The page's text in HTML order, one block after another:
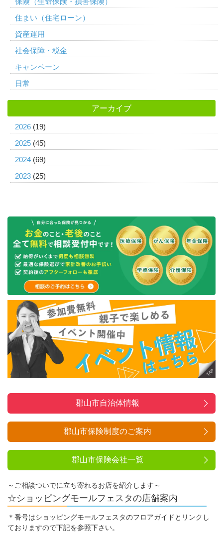
住まい（住宅ローン）
資産運用
社会保障・税金
キャンペーン
日常
アーカイブ
2026 (19)
2025 (45)
2024 (69)
2023 (25)
郡山市自治体情報
郡山市保険制度のご案内
郡山市保険会社一覧
～ご相談ついでに立ち寄れるお店を紹介します～
☆ショッピングモールフェスタの店舗案内
＊番号はショッピングモールフェスタのフロアガイドとリンクし
ておりますので下記を参照下さい。